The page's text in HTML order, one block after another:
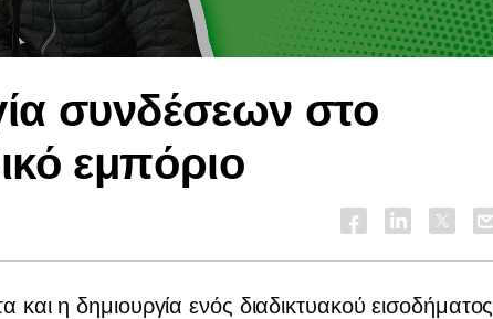
συνδέσεων στο
εμπόριο
και η δημιουργία ενός διαδικτυακού εισοδήματος